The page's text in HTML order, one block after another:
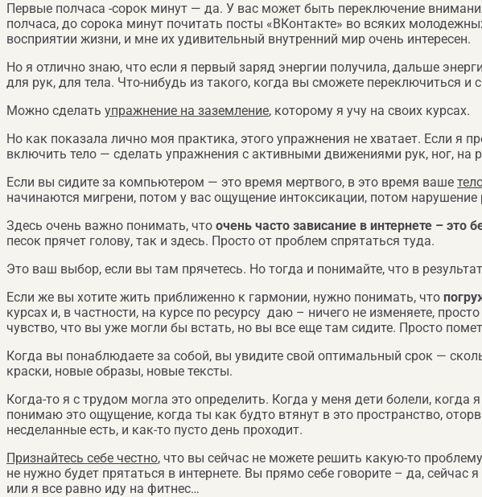
Первые полчаса -сорок минут — да. У вас может быть переключение
полчаса, до сорока минут почитать посты «ВКонтакте» во всяких
восприятии жизни, и мне их удивительный внутренний мир очень интересен.
Но я отлично знаю, что если я первый заряд энергии получила, дальше
для рук, для тела. Что-нибудь из такого, когда вы сможете переключиться и
Можно сделать упражнение на заземление, которому я учу на своих курсах.
Но как показала лично моя практика, этого упражнения не хватает. Если я
включить тело — сделать упражнения с активными движениями рук, ног, на
Если вы сидите за компьютером — это время мертвого, в это время ваше
начинаются мигрени, потом у вас ощущение интоксикации, потом
Здесь очень важно понимать, что очень часто зависание в интернете – это
песок прячет голову, так и здесь. Просто от проблем спрятаться туда.
Это ваш выбор, если вы там прячетесь. Но тогда и понимайте, что в
Если же вы хотите жить приближенно к гармонии, нужно понимать, что
курсах и, в частности, на курсе по ресурсу даю – ничего не изменяете,
чувство, что вы уже могли бы встать, но вы все еще там сидите. Просто
Когда вы понаблюдаете за собой, вы увидите свой оптимальный срок —
краски, новые образы, новые тексты.
Когда-то я с трудом могла это определить. Когда у меня дети болели,
понимаю это ощущение, когда ты как будто втянут в это пространство,
несделанные есть, и как-то пусто день проходит.
Признайтесь себе честно, что вы сейчас не можете решить какую-то
не нужно будет прятаться в интернете. Вы прямо себе говорите – да,
или я все равно иду на фитнес…